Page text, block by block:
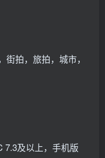
拍，旅拍，城市，
7.3及以上，手机版